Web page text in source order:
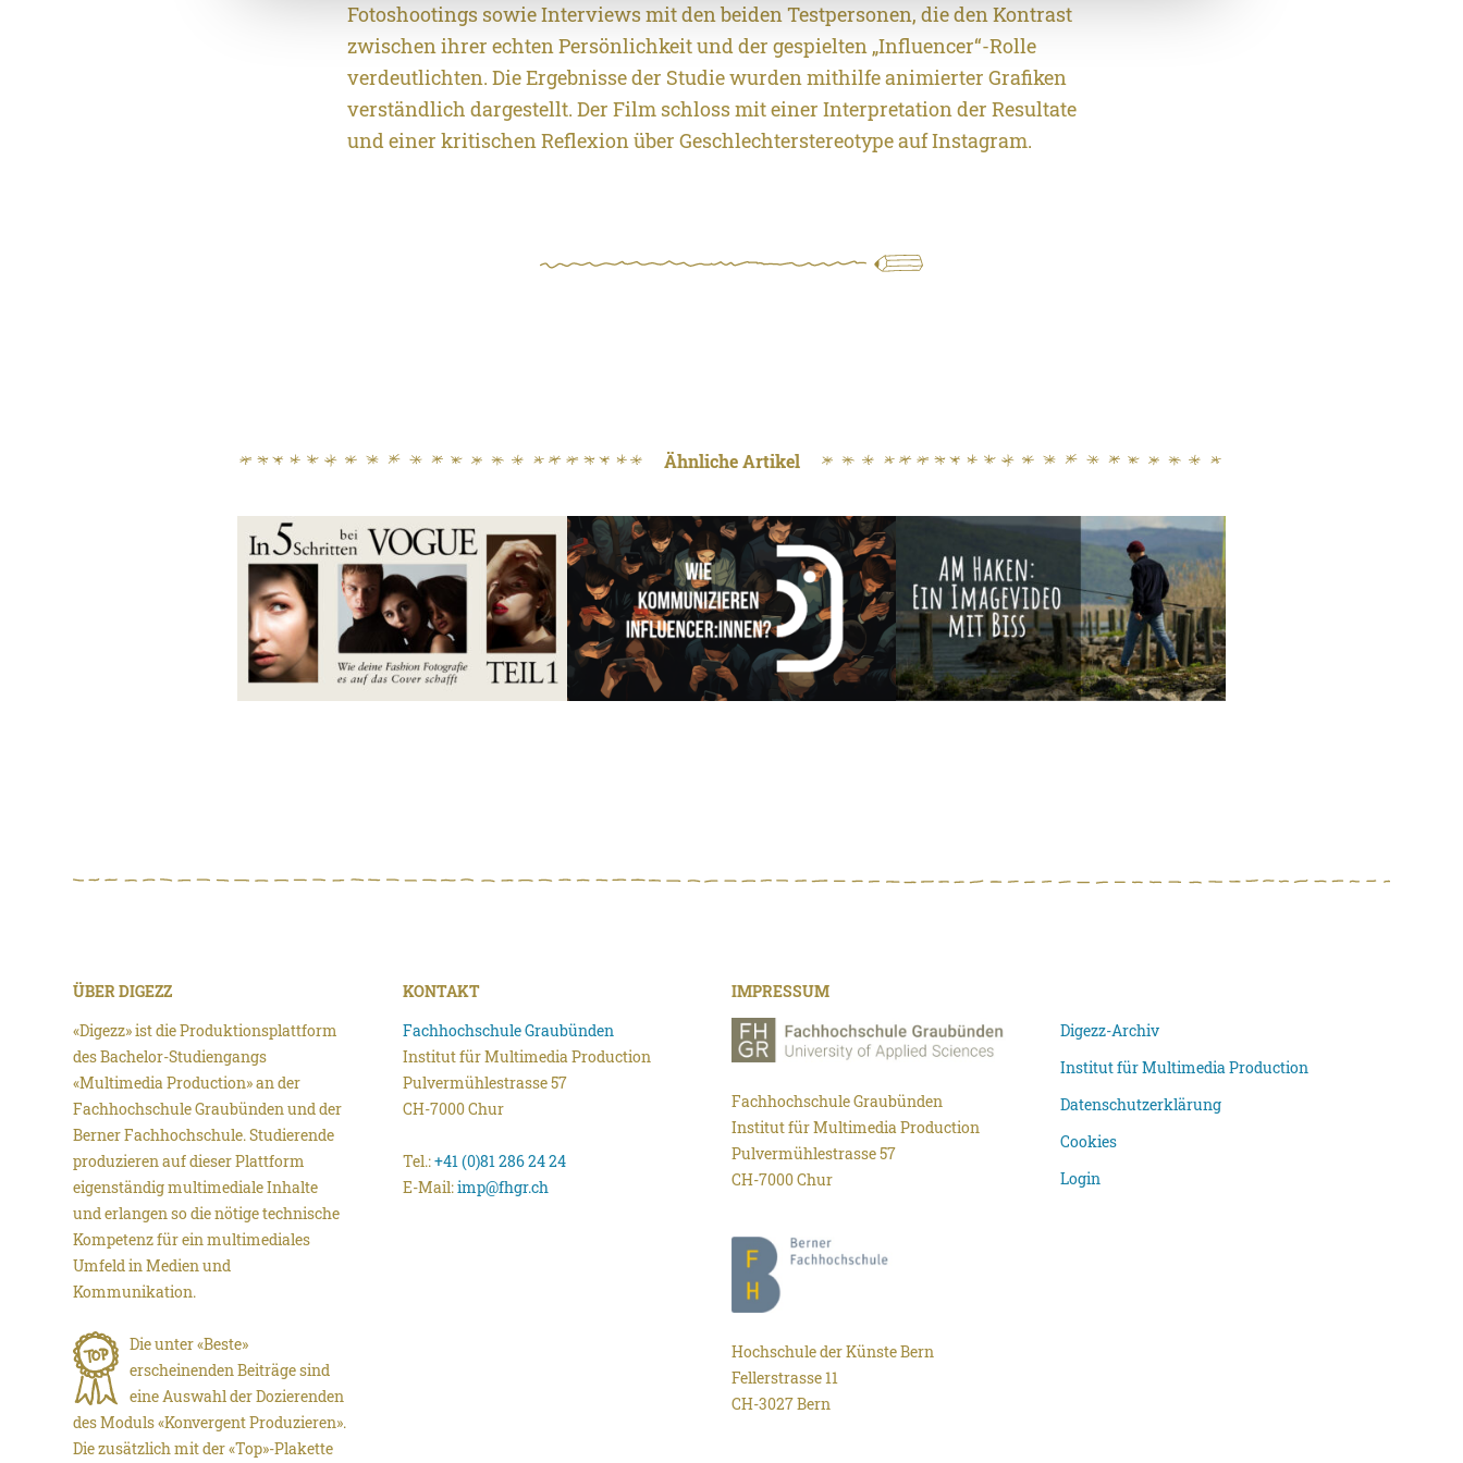
Fotoshootings sowie Interviews mit den beiden Testpersonen, die den Kontrast
zwischen ihrer echten Persönlichkeit und der gespielten „Influencer“-Rolle
verdeutlichten. Die Ergebnisse der Studie wurden mithilfe animierter Grafiken
verständlich dargestellt. Der Film schloss mit einer Interpretation der Resultate
und einer kritischen Reflexion über Geschlechterstereotype auf Instagram.
Ähnliche Artikel
ÜBER DIGEZZ
«Digezz» ist die Produktionsplattform
des Bachelor-Studiengangs
«Multimedia Production» an der
Fachhochschule Graubünden und der
Berner Fachhochschule. Studierende
produzieren auf dieser Plattform
eigenständig multimediale Inhalte
und erlangen so die nötige technische
Kompetenz für ein multimediales
Umfeld in Medien und
Kommunikation.
Die unter «Beste»
erscheinenden Beiträge sind
eine Auswahl der Dozierenden
des Moduls «Konvergent Produzieren».
Die zusätzlich mit der «Top»-Plakette
KONTAKT
Fachhochschule Graubünden
Institut für Multimedia Production
Pulvermühlestrasse 57
CH-7000 Chur
Tel.:+41 (0)81 286 24 24
E-Mail:imp@fhgr.ch
IMPRESSUM
Fachhochschule Graubünden
Institut für Multimedia Production
Pulvermühlestrasse 57
CH-7000 Chur
Hochschule der Künste Bern
Fellerstrasse 11
CH-3027 Bern
Digezz-Archiv
Institut für Multimedia Production
Datenschutzerklärung
Cookies
Login